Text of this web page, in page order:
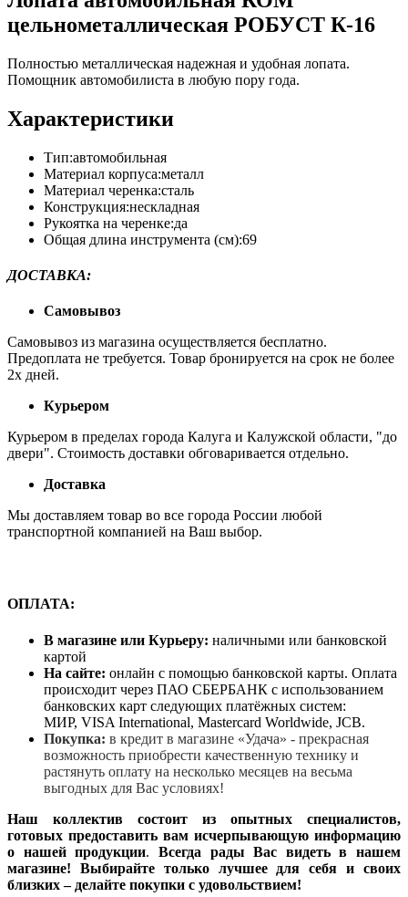
цельнометаллическая РОБУСТ К-16
Полностью металлическая надежная и удобная лопата.
Помощник автомобилиста в любую пору года.
Характеристики
Тип:автомобильная
Материал корпуса:металл
Материал черенка:сталь
Конструкция:нескладная
Рукоятка на черенке:да
Общая длина инструмента (см):69
ДОСТАВКА:
Самовывоз
Самовывоз из магазина осуществляется бесплатно.
Предоплата не требуется. Товар бронируется на срок не более
2х дней.
Курьером
Курьером в пределах города Калуга и Калужской области, "до
двери". Стоимость доставки обговаривается отдельно.
Доставка
Мы доставляем товар во все города России любой
транспортной компанией на Ваш выбор.
ОПЛАТА:
В магазине или Курьеру: наличными или банковской
картой
На сайте: онлайн с помощью банковской карты. Оплата
происходит через ПАО СБЕРБАНК с использованием
банковских карт следующих платёжных систем:
МИР, VISA International, Mastercard Worldwide, JCB.
Покупка: в кредит в магазине «Удача» - прекрасная
возможность приобрести качественную технику и
растянуть оплату на несколько месяцев на весьма
выгодных для Вас условиях!
Наш коллектив состоит из опытных специалистов,
готовых предоставить вам исчерпывающую информацию
о нашей продукции. Всегда рады Вас видеть в нашем
магазине! Выбирайте только лучшее для себя и своих
близких – делайте покупки с удовольствием!